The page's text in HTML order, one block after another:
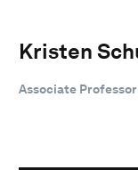
Kristen
Associate